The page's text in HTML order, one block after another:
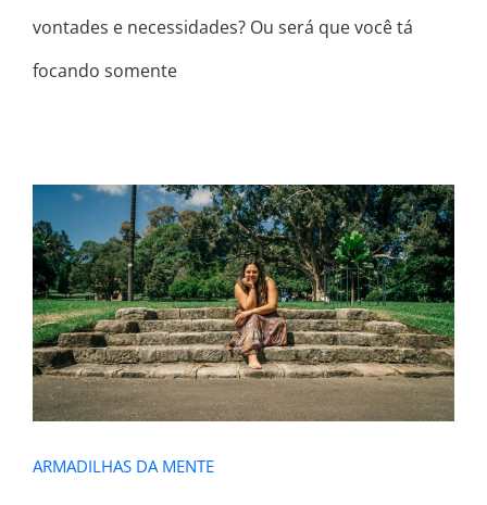
vontades e necessidades? Ou será que você tá
focando somente
ARMADILHAS DA MENTE
ARMADILHAS DA MENTE